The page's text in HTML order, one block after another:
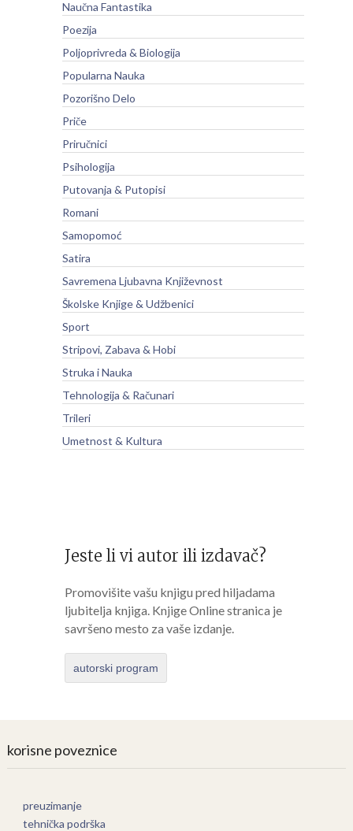
Naučna Fantastika
Poezija
Poljoprivreda & Biologija
Popularna Nauka
Pozorišno Delo
Priče
Priručnici
Psihologija
Putovanja & Putopisi
Romani
Samopomoć
Satira
Savremena Ljubavna Književnost
Školske Knjige & Udžbenici
Sport
Stripovi, Zabava & Hobi
Struka i Nauka
Tehnologija & Računari
Trileri
Umetnost & Kultura
Jeste li vi autor ili izdavač?
Promovišite vašu knjigu pred hiljadama
ljubitelja knjiga. Knjige Online stranica je
savršeno mesto za vaše izdanje.
autorski program
korisne poveznice
preuzimanje
tehnička podrška